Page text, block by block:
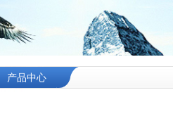
产品中心